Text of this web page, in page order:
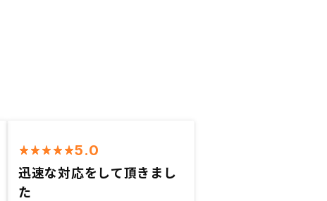
5.0
迅速な対応をして頂きまし
た